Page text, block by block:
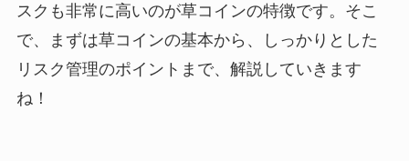
スクも非常に高いのが草コインの特徴です。そこ
で、まずは草コインの基本から、しっかりとした
リスク管理のポイントまで、解説していきます
ね！